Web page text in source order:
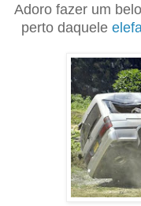
Adoro fazer um
perto daquele